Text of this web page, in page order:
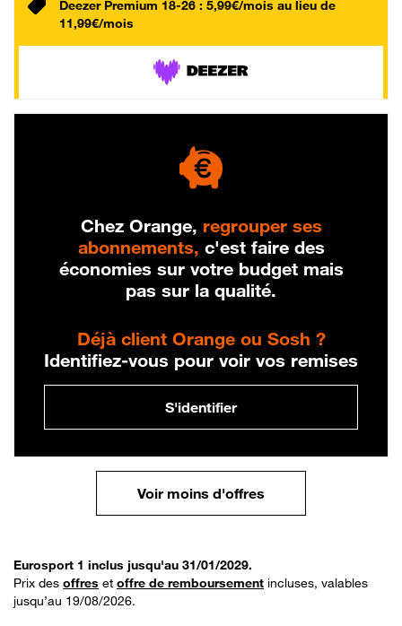
Deezer Premium 18-26 : 5,99€/mois au lieu de
11,99€/mois
Chez Orange, regrouper ses
abonnements, c'est faire des
économies sur votre budget mais
pas sur la qualité.
Déjà client Orange ou Sosh ?
Identifiez-vous pour voir vos remises
S'identifier
Voir moins d'offres
Eurosport 1 inclus jusqu'au 31/01/2029.
Prix des offres et offre de remboursement incluses, valables
jusqu’au 19/08/2026.